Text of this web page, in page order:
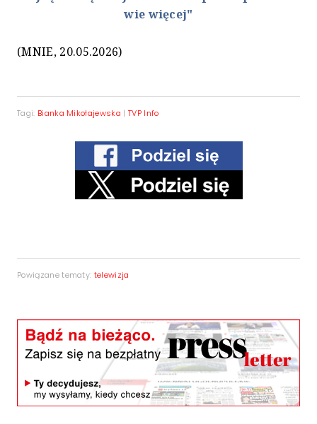
wie więcej"
(MNIE, 20.05.2026)
Tagi: Bianka Mikołajewska | TVP Info
Powiązane tematy: telewizja